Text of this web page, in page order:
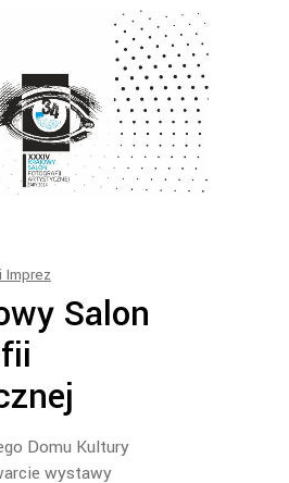
Imprez
Salon
Domu Kultury
wystawy